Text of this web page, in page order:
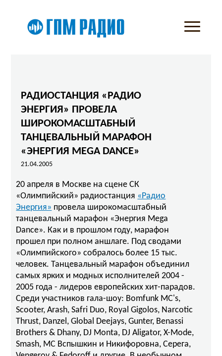
РАДИОСТАНЦИЯ «РАДИО
ЭНЕРГИЯ» ПРОВЕЛА
ШИРОКОМАСШТАБНЫЙ
ТАНЦЕВАЛЬНЫЙ МАРАФОН
«ЭНЕРГИЯ MEGA DANCE»
21.04.2005
20 апреля в Москве на сцене СК
«Олимпийский» радиостанция «Радио
Энергия» провела широкомасштабный
танцевальный марафон «Энергия Mega
Dance». Как и в прошлом году, марафон
прошел при полном аншлаге. Под сводами
«Олимпийского» собралось более 15 тыс.
человек. Танцевальный марафон объединил
самых ярких и модных исполнителей 2004 -
2005 года - лидеров европейских хит-парадов.
Среди участников гала-шоу: Bomfunk MC's,
Scooter, Arash, Safri Duo, Royal Gigolos, Narcotic
Thrust, Danzel, Global Deejays, Gunter, Benassi
Brothers & Dhany, DJ Monta, DJ Aligator, X-Mode,
Smash, МС Вспышкин и Никифоровна, Серега,